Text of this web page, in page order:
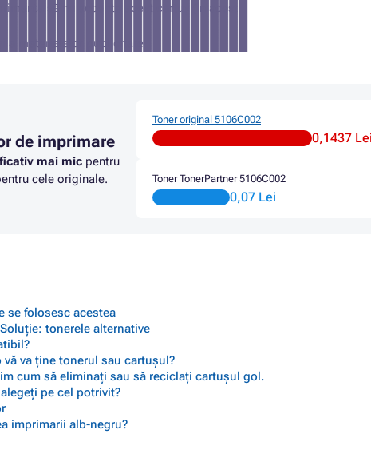
să nu accepte acest cartuș (în acest
a materialelor publicitare
de imprimare
mai mic pentru
cele originale.
Toner original 5106C002
0,1437
Toner TonerPartner 5106C002
0,07 Lei
se folosesc acestea
tonerele alternative
va ține tonerul sau cartușul?
cum să eliminați sau să reciclați cartușul gol.
pe cel potrivit?
imprimarii alb-negru?